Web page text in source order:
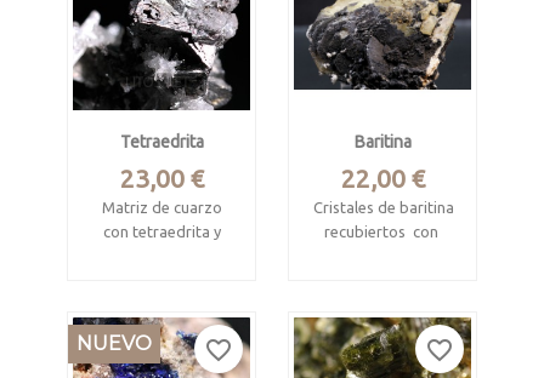
Tetraedrita
Precio
23,00 €
Matriz de cuarzo
con tetraedrita y
District, Huarochirí,
Lima, Peru
Baritina
Precio
22,00 €
Cristales de baritina
recubiertos con
Murcia.
Pieza de 6.7 x 5.5 x
NUEVO favorite_border favorite_border